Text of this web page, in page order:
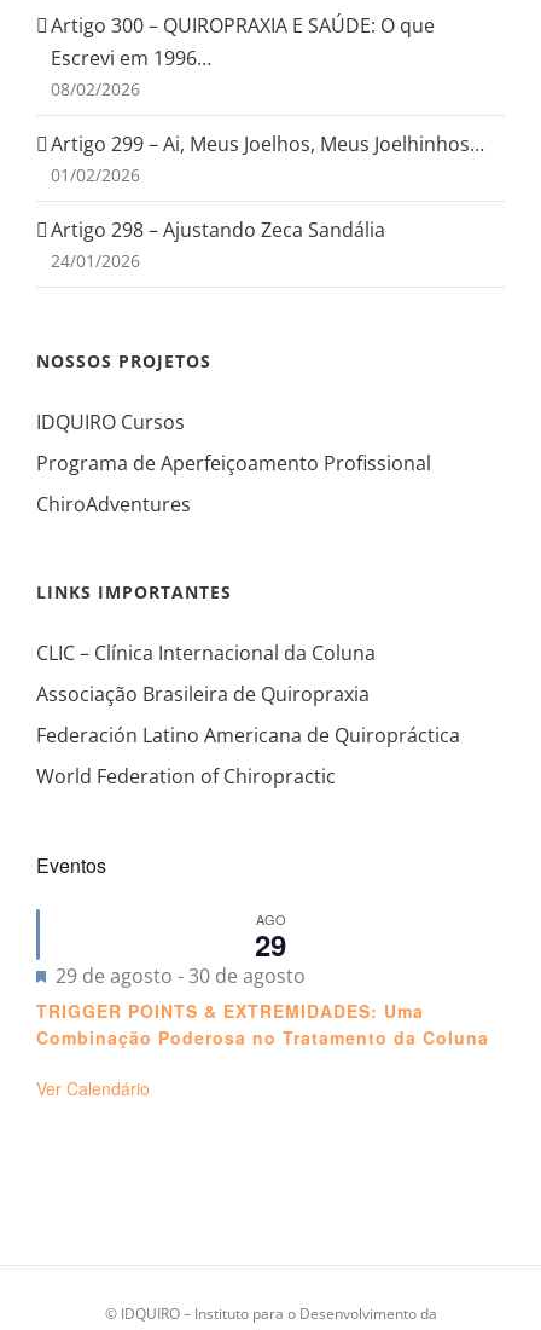
Artigo 300 – QUIROPRAXIA E SAÚDE: O que
Escrevi em 1996…
08/02/2026
Artigo 299 – Ai, Meus Joelhos, Meus Joelhinhos…
01/02/2026
Artigo 298 – Ajustando Zeca Sandália
24/01/2026
NOSSOS PROJETOS
IDQUIRO Cursos
Programa de Aperfeiçoamento Profissional
ChiroAdventures
LINKS IMPORTANTES
CLIC – Clínica Internacional da Coluna
Associação Brasileira de Quiropraxia
Federación Latino Americana de Quiropráctica
World Federation of Chiropractic
Eventos
AGO
29
Destacado
29 de agosto -30 de agosto
TRIGGER POINTS & EXTREMIDADES: Uma
Combinação Poderosa no Tratamento da Coluna
Ver Calendário
© IDQUIRO– Instituto para o Desenvolvimento da